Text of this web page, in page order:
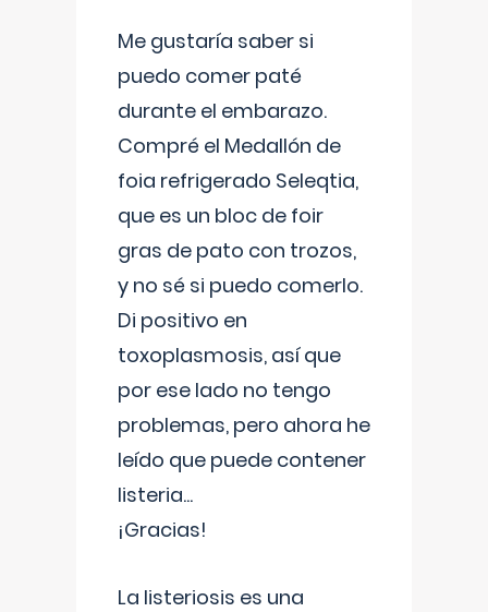
Me gustaría saber si
puedo comer paté
durante el embarazo.
Compré el Medallón de
foia refrigerado Seleqtia,
que es un bloc de foir
gras de pato con trozos,
y no sé si puedo comerlo.
Di positivo en
toxoplasmosis, así que
por ese lado no tengo
problemas, pero ahora he
leído que puede contener
listeria...
¡Gracias!
La listeriosis es una